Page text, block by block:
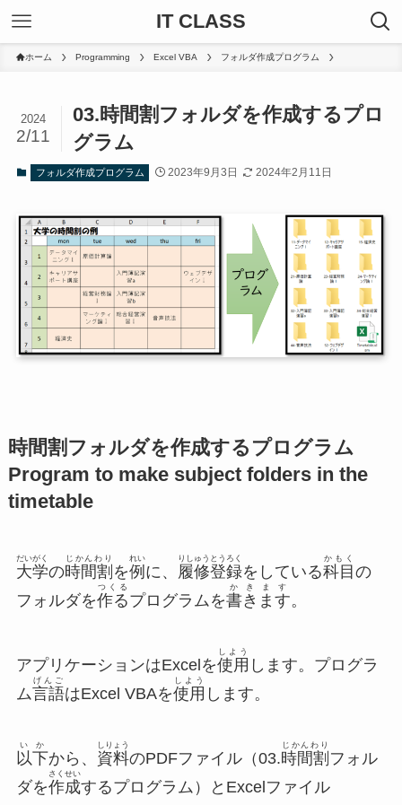
IT CLASS
ホーム Programming Excel VBA フォルダ作成プログラム
03.時間割フォルダを作成するプロ
グラム
2024
2/11
フォルダ作成プログラム 2023年9月3日 2024年2月11日
時間割フォルダを作成するプログラム
Program to make subject folders in the
timetable
大学
だいがく
の時間割
じかんわり
を例
れい
に、 履修
りしゅう
登録
とうろく
をしている科目
かもく
の
フォルダを作る
つくる
プログラムを書きます
かきます
。
アプリケーションはExcelを使用
しよう
します。プログラ
ム言語
げんご
はExcel VBAを使用
しよう
します。
以下
いか
から、 資料
しりょう
のPDFファイル（03.時間割
じかんわり
フォル
ダを作成
さくせい
するプログラム）とExcelファイル